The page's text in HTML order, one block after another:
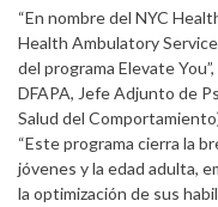
“En nombre del NYC
Health Ambulatory
del programa Elevate
DFAPA, Jefe Adjunto de
Salud del
“Este programa cierra la
jóvenes y la edad adulta,
la optimización de sus